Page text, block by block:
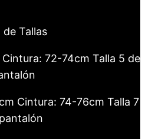
de Tallas
72-74cm Talla 5 de
Cintura: 74-76cm Talla 7